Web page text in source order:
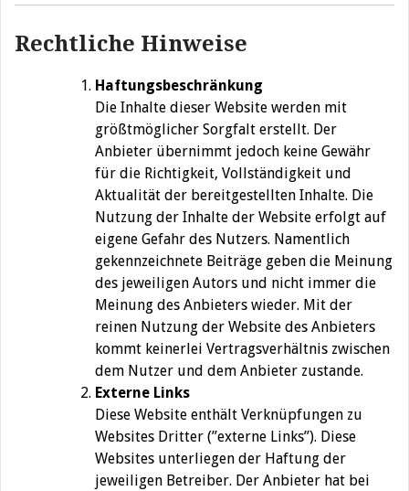
Rechtliche Hinweise
Haftungsbeschränkung
Die Inhalte dieser Website werden mit
größtmöglicher Sorgfalt erstellt. Der
Anbieter übernimmt jedoch keine Gewähr
für die Richtigkeit, Vollständigkeit und
Aktualität der bereitgestellten Inhalte. Die
Nutzung der Inhalte der Website erfolgt auf
eigene Gefahr des Nutzers. Namentlich
gekennzeichnete Beiträge geben die Meinung
des jeweiligen Autors und nicht immer die
Meinung des Anbieters wieder. Mit der
reinen Nutzung der Website des Anbieters
kommt keinerlei Vertragsverhältnis zwischen
dem Nutzer und dem Anbieter zustande.
Externe Links
Diese Website enthält Verknüpfungen zu
Websites Dritter (”externe Links”). Diese
Websites unterliegen der Haftung der
jeweiligen Betreiber. Der Anbieter hat bei